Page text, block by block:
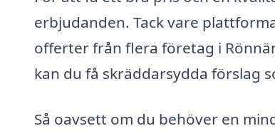
erbjudanden. Tack vare
offerter från flera företag i
kan du få skräddarsydda förslag
Så oavsett om du behöver en